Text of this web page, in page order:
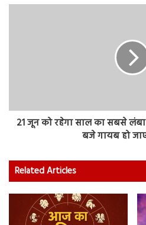
21 जून को रहेगा साल का सबसे
बजे गायब हो
Related Articles